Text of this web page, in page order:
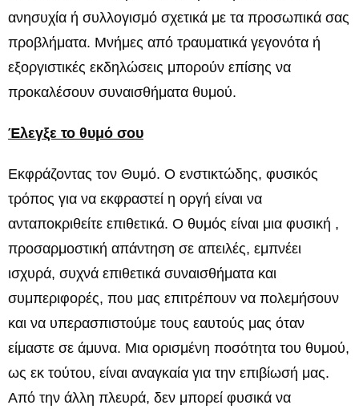
ανησυχία ή συλλογισμό σχετικά με τα προσωπικά σας
προβλήματα. Μνήμες από τραυματικά γεγονότα ή
εξοργιστικές εκδηλώσεις μπορούν επίσης να
προκαλέσουν συναισθήματα θυμού.
Έλεγξε το θυμό σου
Εκφράζοντας τον Θυμό. Ο ενστικτώδης, φυσικός
τρόπος για να εκφραστεί η οργή είναι να
ανταποκριθείτε επιθετικά. Ο θυμός είναι μια φυσική ,
προσαρμοστική απάντηση σε απειλές, εμπνέει
ισχυρά, συχνά επιθετικά συναισθήματα και
συμπεριφορές, που μας επιτρέπουν να πολεμήσουν
και να υπερασπιστούμε τους εαυτούς μας όταν
είμαστε σε άμυνα. Μια ορισμένη ποσότητα του θυμού,
ως εκ τούτου, είναι αναγκαία για την επιβίωσή μας.
Από την άλλη πλευρά, δεν μπορεί φυσικά να